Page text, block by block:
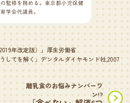
年改定版）」厚生労働省
してを解く」デンタルダイヤモンド社,2007
離乳食のお悩みナンバーワ
ン!?